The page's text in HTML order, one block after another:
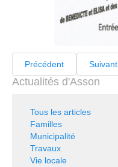
Précédent Suivant
Actualités d'Asson
Tous les articles
Familles
Municipalité
Travaux
Vie locale